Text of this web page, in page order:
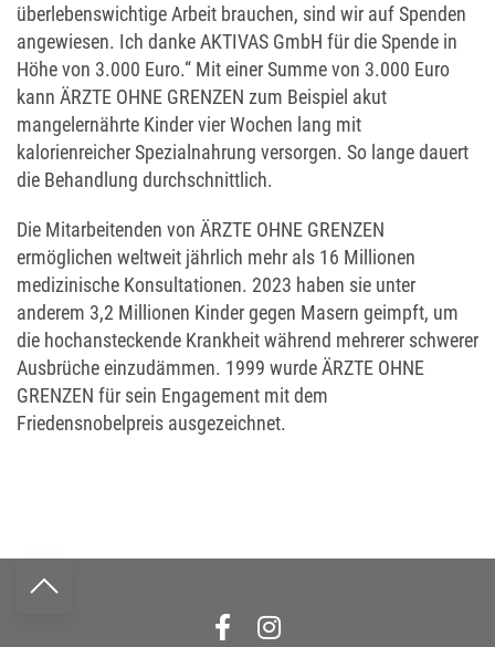
überlebenswichtige Arbeit brauchen, sind wir auf Spenden
angewiesen. Ich danke AKTIVAS GmbH für die Spende in
Höhe von 3.000 Euro.“ Mit einer Summe von 3.000 Euro
kann ÄRZTE OHNE GRENZEN zum Beispiel akut
mangelernährte Kinder vier Wochen lang mit
kalorienreicher Spezialnahrung versorgen. So lange dauert
die Behandlung durchschnittlich.
Die Mitarbeitenden von ÄRZTE OHNE GRENZEN
ermöglichen weltweit jährlich mehr als 16 Millionen
medizinische Konsultationen. 2023 haben sie unter
anderem 3,2 Millionen Kinder gegen Masern geimpft, um
die hochansteckende Krankheit während mehrerer schwerer
Ausbrüche einzudämmen. 1999 wurde ÄRZTE OHNE
GRENZEN für sein Engagement mit dem
Friedensnobelpreis ausgezeichnet.